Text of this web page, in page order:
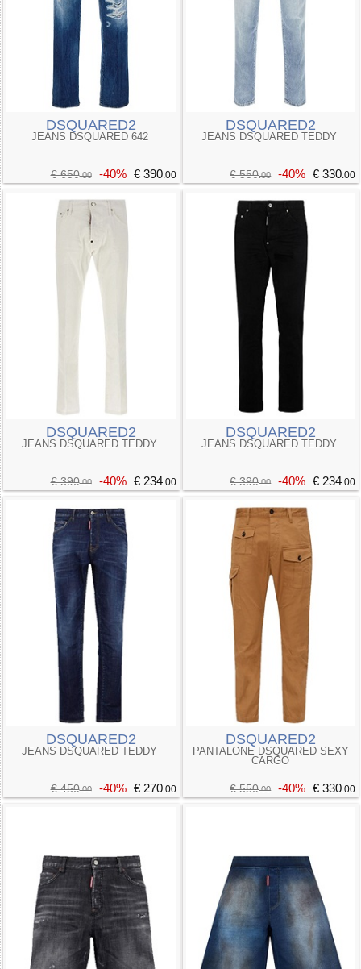
DSQUARED2
JEANS DSQUARED 642
€ 650.00 -40% € 390.00
DSQUARED2
JEANS DSQUARED TEDDY
€ 550.00 -40% € 330.00
DSQUARED2
JEANS DSQUARED TEDDY
€ 390.00 -40% € 234.00
DSQUARED2
JEANS DSQUARED TEDDY
€ 390.00 -40% € 234.00
DSQUARED2
JEANS DSQUARED TEDDY
€ 450.00 -40% € 270.00
DSQUARED2
PANTALONE DSQUARED SEXY
CARGO
€ 550.00 -40% € 330.00